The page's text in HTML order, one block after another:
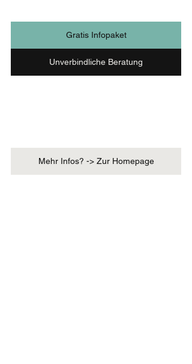
Gratis Infopaket
Unverbindliche Beratung
Mehr Infos? -> Zur Homepage